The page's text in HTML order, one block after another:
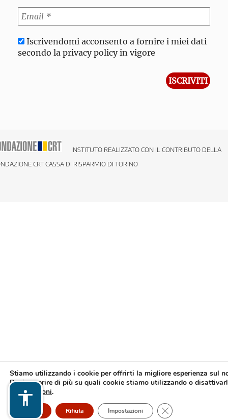
Iscrivendomi acconsento a fornire i miei dati
secondo la privacy policy in vigore
INSTITUTO REALIZZATO CON IL CONTRIBUTO DELLA
CRT CASSA DI RISPARMIO DI TORINO
Stiamo utilizzando i cookie per offrirti la migliore esperienza sul
Puoi scoprire di più su quali cookie stiamo utilizzando o
impostazioni.
Accetto Rifiuta Impostazioni Close GDPR